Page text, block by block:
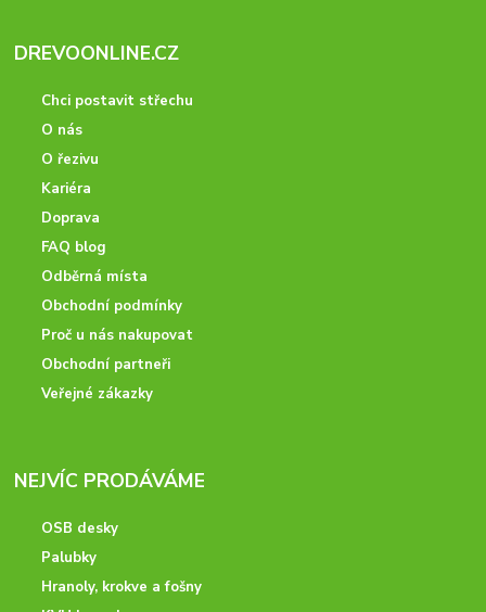
DREVOONLINE.CZ
Chci postavit střechu
O nás
O řezivu
Kariéra
Doprava
FAQ blog
Odběrná místa
Obchodní podmínky
Proč u nás nakupovat
Obchodní partneři
Veřejné zákazky
NEJVÍC PRODÁVÁME
OSB desky
Palubky
Hranoly, krokve a fošny